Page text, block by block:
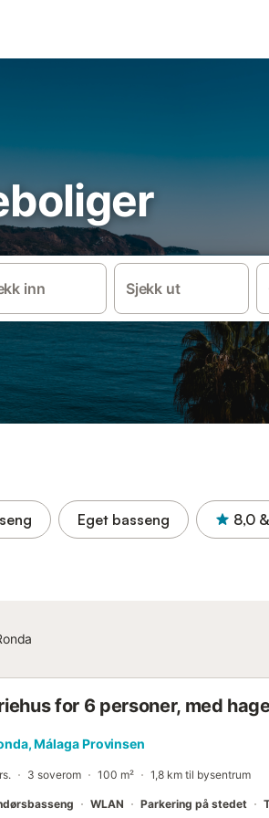
inn Sjekk ut
Eget basseng 8,0
for 6 personer, med
Málaga Provinsen
3 soverom 100 m² 1,8 km til bysentrum
WLAN Parkering på stedet